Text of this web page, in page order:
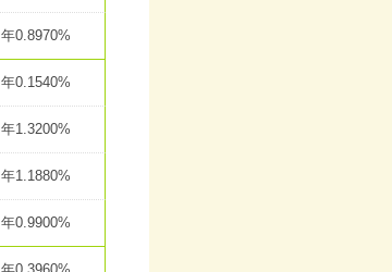
年0.8970%
年0.1540%
年1.3200%
年1.1880%
年0.9900%